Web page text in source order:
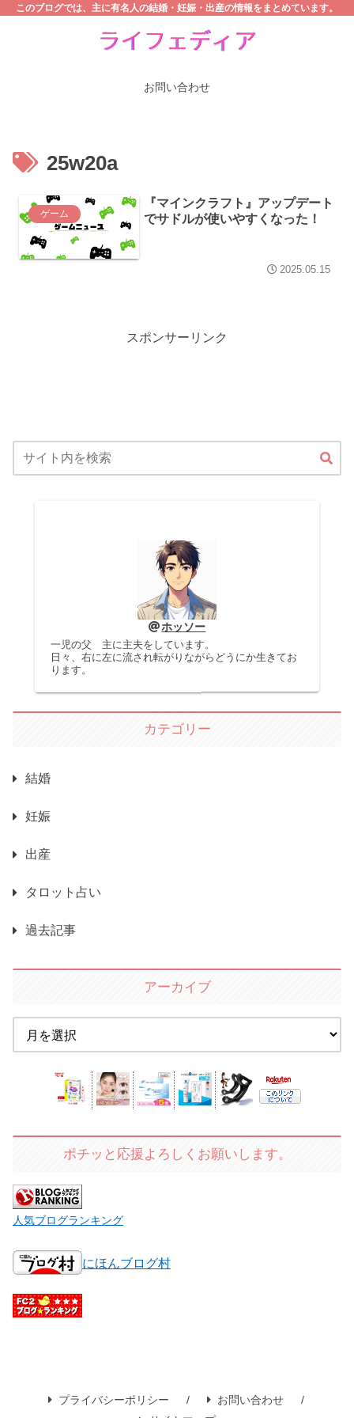
このブログでは、主に有名人の結婚・妊娠・出産の情報をまとめています。
お問い合わせ
25w20a
ゲーム
『マインクラフト』アップデート
でサドルが使いやすくなった！
2025.05.15
スポンサーリンク
ホッソー
一児の父 主に主夫をしています。
日々、右に左に流され転がりながらどうにか生きてお
ります。
カテゴリー
結婚
妊娠
出産
タロット占い
過去記事
アーカイブ
ポチッと応援よろしくお願いします。
人気ブログランキング
にほんブログ村
プライバシーポリシー
お問い合わせ